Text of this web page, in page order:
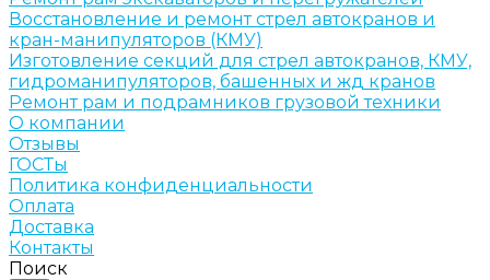
Восстановление и ремонт стрел автокранов и
кран-манипуляторов (КМУ)
Изготовление секций для стрел автокранов, КМУ,
гидроманипуляторов, башенных и жд кранов
Ремонт рам и подрамников грузовой техники
О компании
Отзывы
ГОСТы
Политика конфиденциальности
Оплата
Доставка
Контакты
Поиск